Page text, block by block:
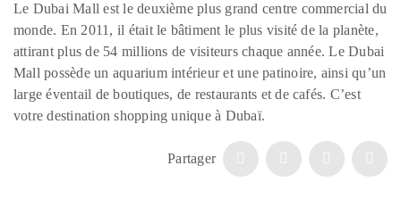
Le Dubai Mall est le deuxième plus grand centre commercial du
monde. En 2011, il était le bâtiment le plus visité de la planète,
attirant plus de 54 millions de visiteurs chaque année. Le Dubai
Mall possède un aquarium intérieur et une patinoire, ainsi qu’un
large éventail de boutiques, de restaurants et de cafés. C’est
votre destination shopping unique à Dubaï.
Partager